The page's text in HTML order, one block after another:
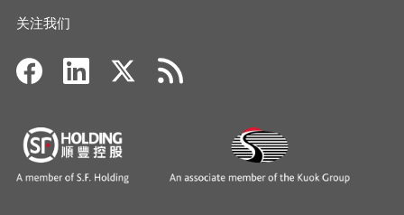
关注我们